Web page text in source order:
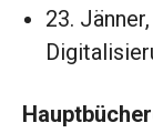
23.